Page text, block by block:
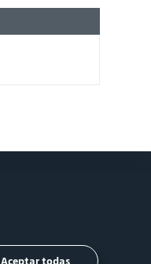
Aceptar todas